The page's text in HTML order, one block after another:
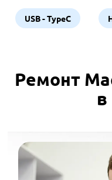
USB - TypeC
Ремонт